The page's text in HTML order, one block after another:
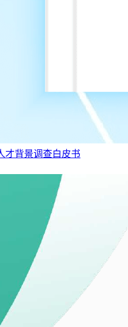
才背景调查白皮书